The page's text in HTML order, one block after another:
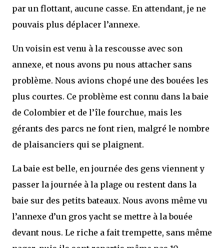
par un flottant, aucune casse. En attendant, je ne
pouvais plus déplacer l’annexe.
Un voisin est venu à la rescousse avec son
annexe, et nous avons pu nous attacher sans
problème. Nous avions chopé une des bouées les
plus courtes. Ce problème est connu dans la baie
de Colombier et de l’île fourchue, mais les
gérants des parcs ne font rien, malgré le nombre
de plaisanciers qui se plaignent.
La baie est belle, en journée des gens viennent y
passer la journée à la plage ou restent dans la
baie sur des petits bateaux. Nous avons même vu
l’annexe d’un gros yacht se mettre à la bouée
devant nous. Le riche a fait trempette, sans même